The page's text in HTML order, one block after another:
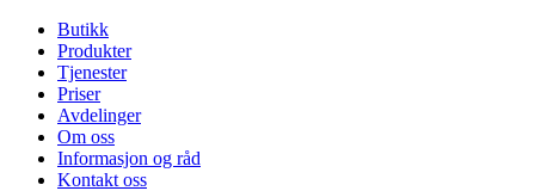
Butikk
Produkter
Tjenester
Priser
Avdelinger
Om oss
Informasjon og råd
Kontakt oss